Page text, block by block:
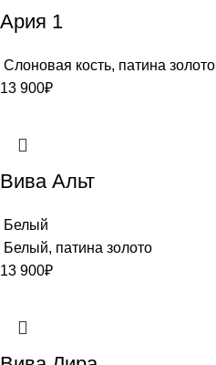
Ария 1
Слоновая кость, патина золото
13 900₽
Вива Альт
Белый
Белый, патина золото
13 900₽